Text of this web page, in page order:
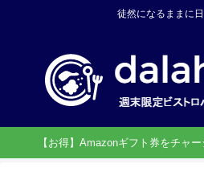
徒然になるままに
【お得】Amazonギフト券をチャ